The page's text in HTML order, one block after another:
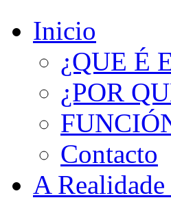
Inicio
¿QUE É
¿POR
Contacto
A